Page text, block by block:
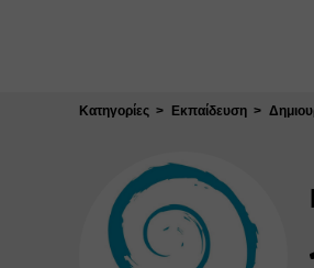
Κατηγορίες Εκπαίδευση